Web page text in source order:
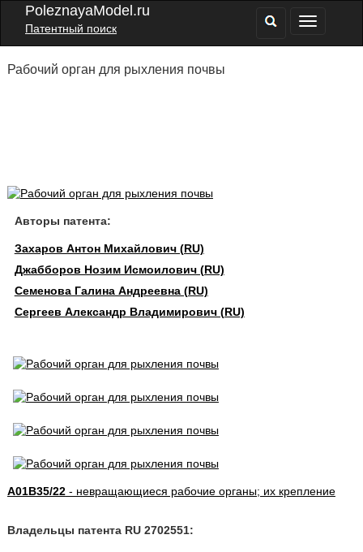
PoleznayaModel.ru
Патентный поиск
Рабочий орган для рыхления почвы
Авторы патента:
Захаров Антон Михайлович (RU)
Джабборов Нозим Исмоилович (RU)
Семенова Галина Андреевна (RU)
Сергеев Александр Владимирович (RU)
A01B35/22- невращающиеся рабочие органы; их крепление
Владельцы патента RU 2702551: